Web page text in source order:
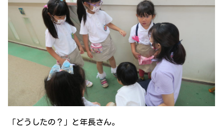
「どうしたの？」と年長さん。